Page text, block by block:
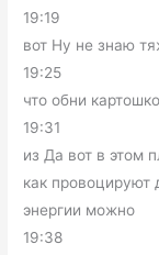
19:19
вот Ну не знаю
19:25
что обни
19:31
из Да вот в этом
как провоцируют
энергии можно
19:38